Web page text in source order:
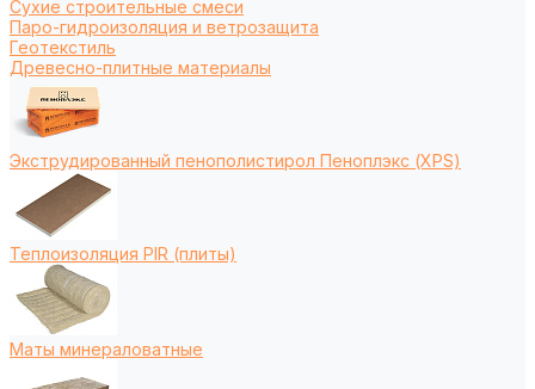
Сухие строительные смеси
Паро-гидроизоляция и ветрозащита
Геотекстиль
Древесно-плитные материалы
Экструдированный пенополистирол Пеноплэкс (XPS)
Теплоизоляция PIR (плиты)
Маты минераловатные